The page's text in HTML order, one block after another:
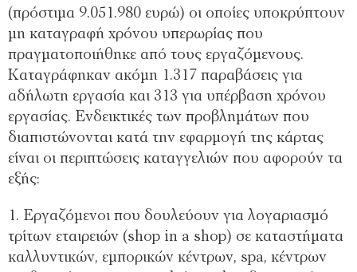
(πρόστιμα 9.051.980 ευρώ) οι οποίες υποκρύπτουν
μη καταγραφή χρόνου υπερωρίας που
πραγματοποιήθηκε από τους εργαζόμενους.
Καταγράφηκαν ακόμη 1.317 παραβάσεις για
αδήλωτη εργασία και 313 για υπέρβαση χρόνου
εργασίας. Ενδεικτικές των προβλημάτων που
διαπιστώνονται κατά την εφαρμογή της κάρτας
είναι οι περιπτώσεις καταγγελιών που αφορούν τα
εξής:
1. Εργαζόμενοι που δουλεύουν για λογαριασμό
τρίτων εταιρειών (shop in a shop) σε καταστήματα
καλλυντικών, εμπορικών κέντρων, spa, κέντρων